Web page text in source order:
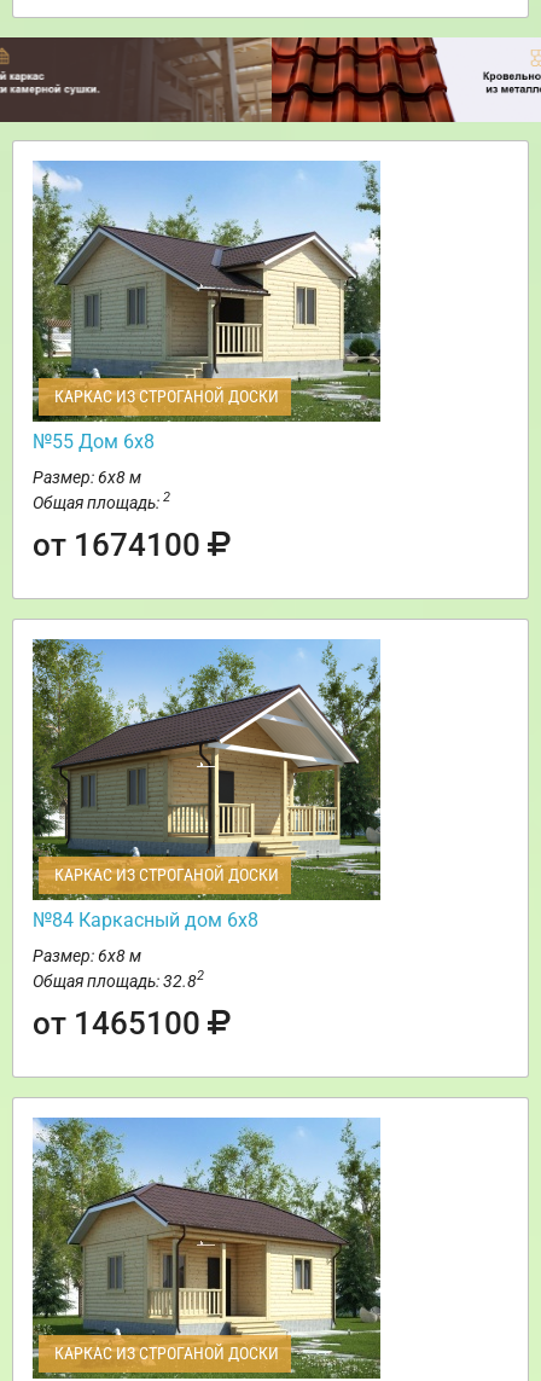
КАРКАС ИЗ СТРОГАНОЙ ДОСКИ
№55 Дом 6х8
Размер: 6х8 м
Общая площадь: 2
от 1674100
КАРКАС ИЗ СТРОГАНОЙ ДОСКИ
№84 Каркасный дом 6х8
Размер: 6х8 м
Общая площадь: 32.82
от 1465100
КАРКАС ИЗ СТРОГАНОЙ ДОСКИ